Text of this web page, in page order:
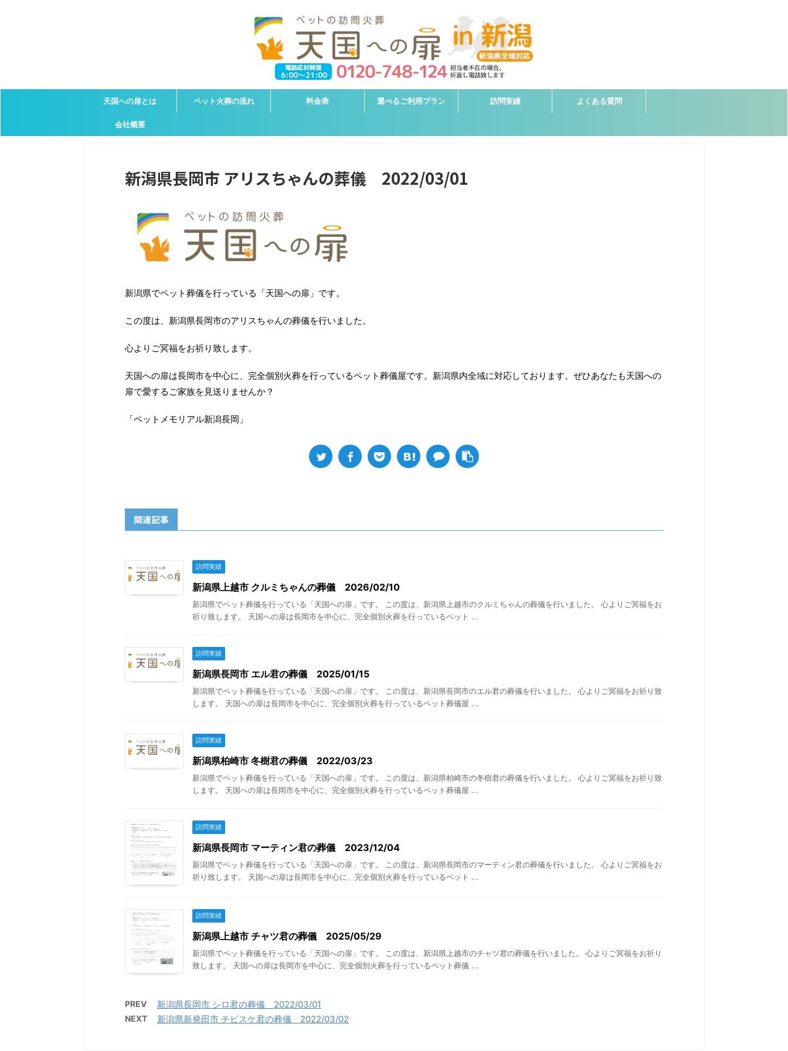
天国への扉とは ペット火葬の流れ 料金表 選べるご利用プラン 訪問実績 よくある質問
会社概要
新潟県長岡市 アリスちゃんの葬儀 2022/03/01
新潟県でペット葬儀を行っている「天国への扉」です。
この度は、新潟県長岡市のアリスちゃんの葬儀を行いました。
心よりご冥福をお祈り致します。
天国への扉は長岡市を中心に、完全個別火葬を行っているペット葬儀屋です。新潟県内全域に対応しております。ぜひあなたも天国への
扉で愛するご家族を見送りませんか？
「ペットメモリアル新潟長岡」
関連記事
訪問実績
新潟県上越市 クルミちゃんの葬儀 2026/02/10
新潟県でペット葬儀を行っている「天国への扉」です。 この度は、新潟県上越市のクルミちゃんの葬儀を行いました。 心よりご冥福をお
祈り致します。 天国への扉は長岡市を中心に、完全個別火葬を行っているペット ...
訪問実績
新潟県長岡市 エル君の葬儀 2025/01/15
新潟県でペット葬儀を行っている「天国への扉」です。 この度は、新潟県長岡市のエル君の葬儀を行いました。 心よりご冥福をお祈り致
します。 天国への扉は長岡市を中心に、完全個別火葬を行っているペット葬儀屋 ...
訪問実績
新潟県柏崎市 冬樹君の葬儀 2022/03/23
新潟県でペット葬儀を行っている「天国への扉」です。 この度は、新潟県柏崎市の冬樹君の葬儀を行いました。 心よりご冥福をお祈り致
します。 天国への扉は長岡市を中心に、完全個別火葬を行っているペット葬儀屋 ...
訪問実績
新潟県長岡市 マーティン君の葬儀 2023/12/04
新潟県でペット葬儀を行っている「天国への扉」です。 この度は、新潟県長岡市のマーティン君の葬儀を行いました。 心よりご冥福をお
祈り致します。 天国への扉は長岡市を中心に、完全個別火葬を行っているペット ...
訪問実績
新潟県上越市 チャツ君の葬儀 2025/05/29
新潟県でペット葬儀を行っている「天国への扉」です。 この度は、新潟県上越市のチャツ君の葬儀を行いました。 心よりご冥福をお祈り
致します。 天国への扉は長岡市を中心に、完全個別火葬を行っているペット葬儀 ...
PREV 新潟県長岡市 シロ君の葬儀 2022/03/01
NEXT 新潟県新発田市 チビスケ君の葬儀 2022/03/02